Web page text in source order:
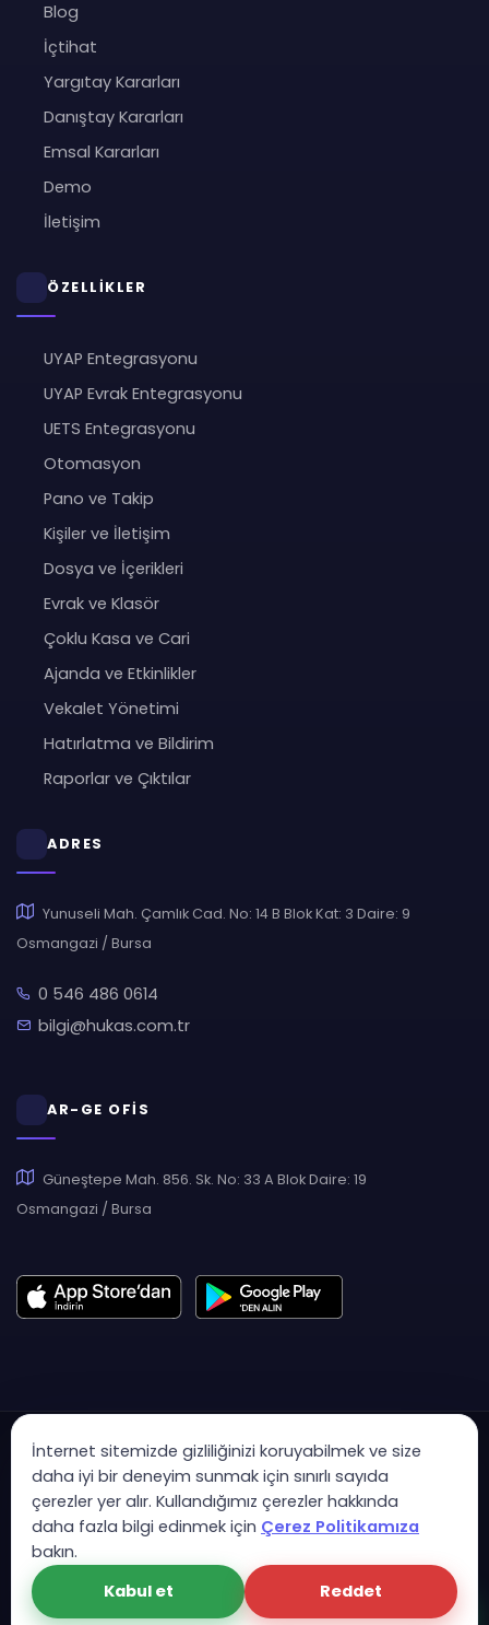
Blog
İçtihat
Yargıtay Kararları
Danıştay Kararları
Emsal Kararları
Demo
İletişim
ÖZELLİKLER
UYAP Entegrasyonu
UYAP Evrak Entegrasyonu
UETS Entegrasyonu
Otomasyon
Pano ve Takip
Kişiler ve İletişim
Dosya ve İçerikleri
Evrak ve Klasör
Çoklu Kasa ve Cari
Ajanda ve Etkinlikler
Vekalet Yönetimi
Hatırlatma ve Bildirim
Raporlar ve Çıktılar
ADRES
Yunuseli Mah. Çamlık Cad. No: 14 B Blok Kat: 3 Daire: 9
Osmangazi / Bursa
0 546 486 0614
bilgi@hukas.com.tr
AR-GE OFİS
Güneştepe Mah. 856. Sk. No: 33 A Blok Daire: 19
Osmangazi / Bursa
Copyright © 2007 - 2026 Hukas | Hukuk Asistan • Tüm Hakları
Saklıdır
KVK Aydınlatma MetniGizlilik PolitikasıGüvenlik Sözleşmesi
Çerez Politikası
İnternet sitemizde gizliliğinizi koruyabilmek ve size
daha iyi bir deneyim sunmak için sınırlı sayıda
çerezler yer alır. Kullandığımız çerezler hakkında
daha fazla bilgi edinmek için Çerez Politikamıza
bakın.
Kabul et
Reddet